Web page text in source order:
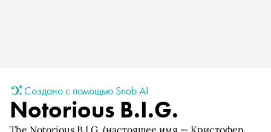
Создано с помощью Snob AI
Notorious B.I.G.
The Notorious B.I.G. (настоящее имя — Кристофер